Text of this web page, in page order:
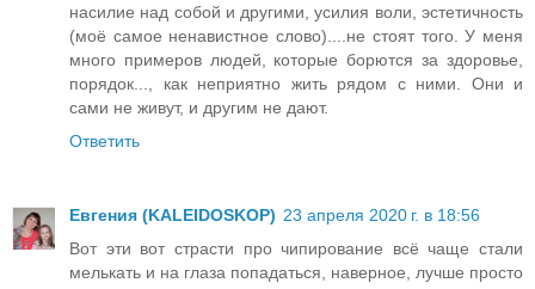
насилие над собой и другими, усилия воли, эстетичность
(моё самое ненавистное слово)....не стоят того. У меня
много примеров людей, которые борются за здоровье,
порядок..., как неприятно жить рядом с ними. Они и
сами не живут, и другим не дают.
Ответить
Евгения (KALEIDOSKOP) 23 апреля 2020 г. в 18:56
Вот эти вот страсти про чипирование всё чаще стали
мелькать и на глаза попадаться, наверное, лучше просто